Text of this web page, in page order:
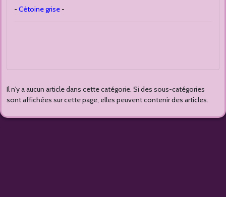
- Cétoine grise -
Il n'y a aucun article dans cette catégorie. Si des sous-catégories
sont affichées sur cette page, elles peuvent contenir des articles.